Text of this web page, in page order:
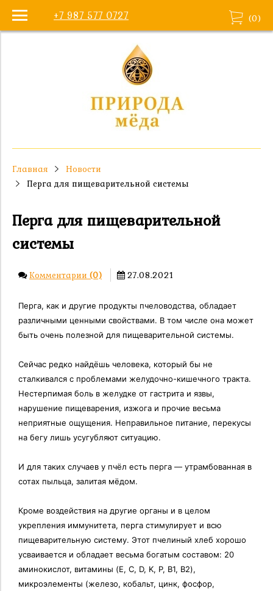
+7 987 577 0727 (0)
Главная
Новости
Перга для пищеварительной системы
Перга для пищеварительной
системы
Комментарии (0) 27.08.2021
Перга, как и другие продукты пчеловодства, обладает
различными ценными свойствами. В том числе она может
быть очень полезной для пищеварительной системы.
Сейчас редко найдёшь человека, который бы не
сталкивался с проблемами желудочно-кишечного тракта.
Нестерпимая боль в желудке от гастрита и язвы,
нарушение пищеварения, изжога и прочие весьма
неприятные ощущения. Неправильное питание, перекусы
на бегу лишь усугубляют ситуацию.
И для таких случаев у пчёл есть перга — утрамбованная в
сотах пыльца, залитая мёдом.
Кроме воздействия на другие органы и в целом
укрепления иммунитета, перга стимулирует и всю
пищеварительную систему. Этот пчелиный хлеб хорошо
усваивается и обладает весьма богатым составом: 20
аминокислот, витамины (E, C, D, K, P, B1, B2),
микроэлементы (железо, кобальт, цинк, фосфор,